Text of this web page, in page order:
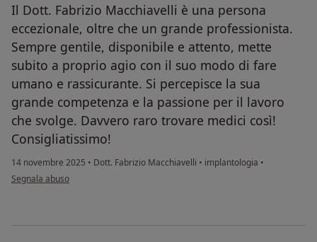
Il Dott. Fabrizio Macchiavelli è una persona
eccezionale, oltre che un grande professionista.
Sempre gentile, disponibile e attento, mette
subito a proprio agio con il suo modo di fare
umano e rassicurante. Si percepisce la sua
grande competenza e la passione per il lavoro
che svolge. Davvero raro trovare medici così!
Consigliatissimo!
14 novembre 2025 • Dott. Fabrizio Macchiavelli • implantologia •
secondo l'opinione dell'utente Zingales Botta Angelo Francesco
Segnala abuso